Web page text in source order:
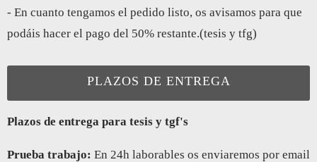
- En cuanto tengamos el pedido listo, os avisamos para que
podáis hacer el pago del 50% restante.(tesis y tfg)
PLAZOS DE ENTREGA
Plazos de entrega para tesis y tgf's
Prueba trabajo: En 24h laborables os enviaremos por email